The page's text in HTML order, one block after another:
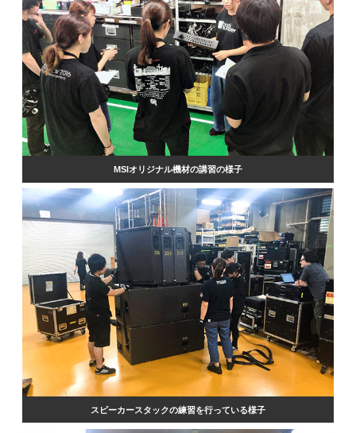
MSIオリジナル機材の講習の様子
スピーカースタックの練習を行っている様子